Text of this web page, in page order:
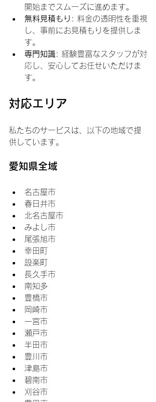
開始までスムーズに進めます。
無料見積もり : 料金の透明性を重視
し、事前にお見積もりを提供しま
す。
専門知識: 経験豊富なスタッフが対
応し、安心してお任せいただけま
す。
対応エリア
私たちのサービスは、以下の地域で提
供しています。
愛知県全域
名古屋市
春日井市
北名古屋市
みよし市
尾張旭市
幸田町
設楽町
長久手市
南知多
豊橋市
岡崎市
一宮市
瀬戸市
半田市
豊川市
津島市
碧南市
刈谷市